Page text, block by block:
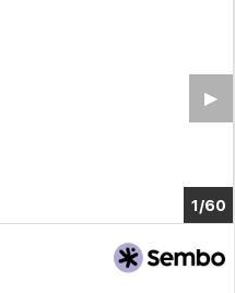
1/56
▶︎